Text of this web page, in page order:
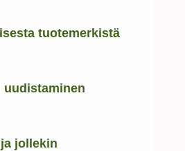
tuotemerkistä
uudistaminen
jollekin